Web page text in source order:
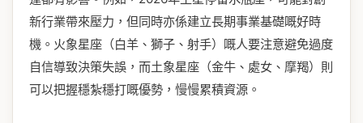
新行業帶來壓力，但同時亦係建立長期事業基礎嘅好時
機。火象星座（白羊、獅子、射手）嘅人要注意避免過度
自信導致決策失誤，而土象星座（金牛、處女、摩羯）則
可以把握穩紮穩打嘅優勢，慢慢累積資源。